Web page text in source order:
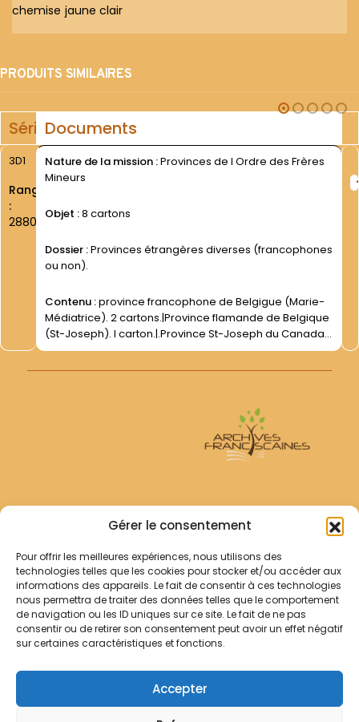
Gérer le consentement
Pour offrir les meilleures expériences, nous utilisons des
technologies telles que les cookies pour stocker et/ou accéder aux
informations des appareils. Le fait de consentir à ces technologies
nous permettra de traiter des données telles que le comportement
de navigation ou les ID uniques sur ce site. Le fait de ne pas
consentir ou de retirer son consentement peut avoir un effet négatif
sur certaines caractéristiques et fonctions.
Accepter
chemise jaune clair
PRODUITS SIMILAIRES
SérieDocuments
3D1
Rang
:
2880
Nature de la mission :Provinces de l Ordre des Frères
Mineurs
Objet :8 cartons
Dossier :Provinces étrangères diverses (francophones
ou non).
Contenu :province francophone de Belgigue (Marie-
Médiatrice). 2 cartons.|Province flamande de Belgique
(St-Joseph). I carton.|.Province St-Joseph du Canada.
4 cartons.|Provinces étrangères diverses.|I carton. -
Archives Franciscaines
RECHERCHER
Comment chercher ?
Les archives
Notre démarche
Contact